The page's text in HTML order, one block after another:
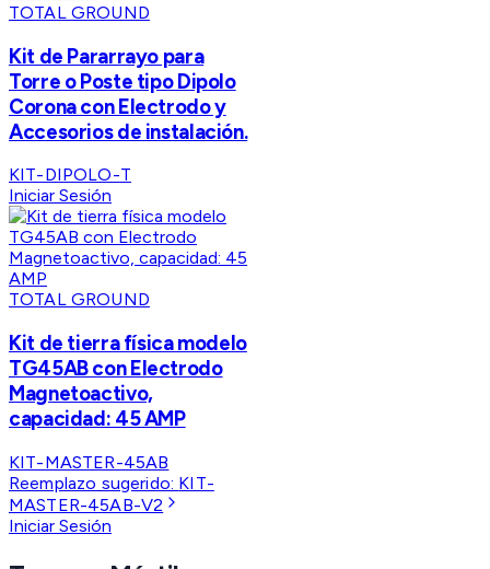
TOTAL GROUND
Kit de Pararrayo para
Torre o Poste tipo Dipolo
Corona con Electrodo y
Accesorios de instalación.
KIT-DIPOLO-T
Iniciar Sesión
TOTAL GROUND
Kit de tierra física modelo
TG45AB con Electrodo
Magnetoactivo,
capacidad: 45 AMP
KIT-MASTER-45AB
Reemplazo sugerido: KIT-
MASTER-45AB-V2
Iniciar Sesión